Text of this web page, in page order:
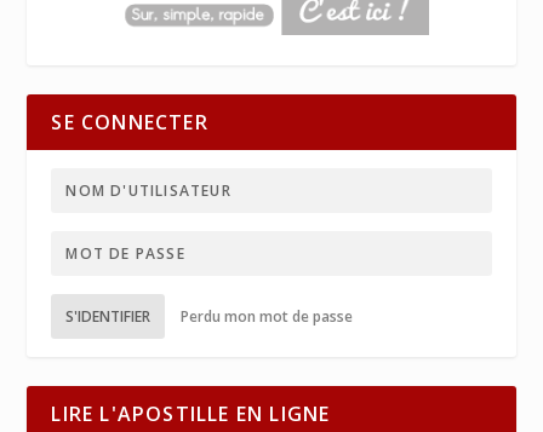
SE CONNECTER
S'IDENTIFIER Perdu mon mot de passe
LIRE L'APOSTILLE EN LIGNE